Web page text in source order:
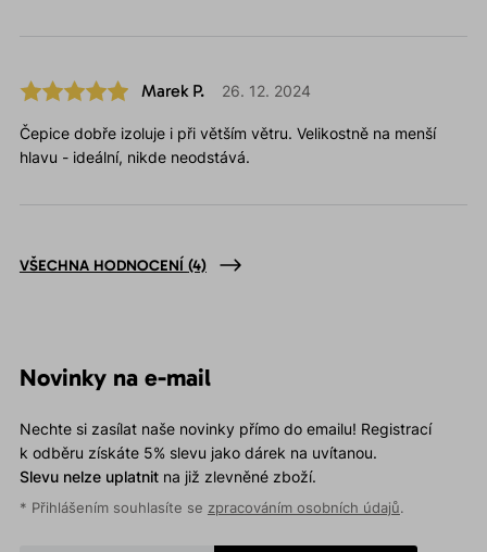
Marek P. 26. 12. 2024
Čepice dobře izoluje i při větším větru. Velikostně na menší
hlavu - ideální, nikde neodstává.
VŠECHNA HODNOCENÍ (4)
Novinky na e-mail
Nechte si zasílat naše novinky přímo do emailu! Registrací
k odběru získáte 5% slevu jako dárek na uvítanou.
Slevu nelze uplatnitna již zlevněné zboží.
* Přihlášením souhlasíte se zpracováním osobních údajů.